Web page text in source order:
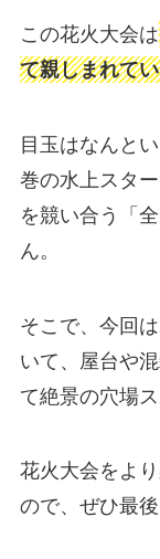
この花火大会は
て親しまれて
目玉はなんと
巻の水上スタ
を競い合う「
ん。
そこで、今回
いて、屋台や
て絶景の穴場
花火大会をよ
ので、ぜひ最